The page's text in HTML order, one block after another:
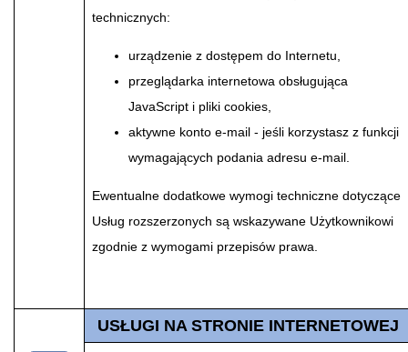
technicznych:
urządzenie z dostępem do Internetu,
przeglądarka internetowa obsługująca
JavaScript i pliki cookies,
aktywne konto e-mail - jeśli korzystasz z funkcji
wymagających podania adresu e-mail.
Ewentualne dodatkowe wymogi techniczne dotyczące
Usług rozszerzonych są wskazywane Użytkownikowi
zgodnie z wymogami przepisów prawa.
USŁUGI NA STRONIE INTERNETOWEJ